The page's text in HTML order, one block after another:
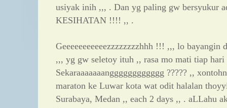
usiyak inih ,,, . Dan yg paling gw bersyukur
KESIHATAN !!!! ,, .
Geeeeeeeeeeezzzzzzzzhhh !!! ,,, lo
,,, yg gw seletoy ituh ,, rasa mo mati tiap
Sekaraaaaaaangggggggggggg ????? ,,
maraton ke Luwar kota wat odit halalan
Surabaya, Medan ,, each 2 days ,, . aLLahu